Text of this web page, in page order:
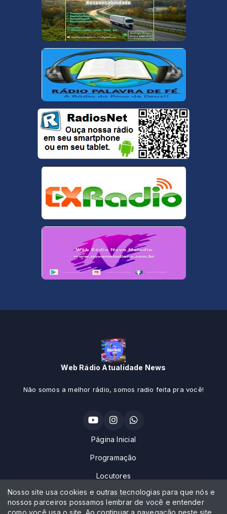
Web Rádio Atualidade News
Não somos a melhor rádio, somos radio feita pra você!
Página Inicial
Programação
Locutores
Notícias
Nosso site usa cookies e outras tecnologias para que nós e
nossos parceiros possamos lembrar de você e entender
como você usa o site. Ao continuar a navegação neste site